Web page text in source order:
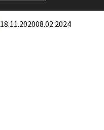
18.11.202008.02.2024